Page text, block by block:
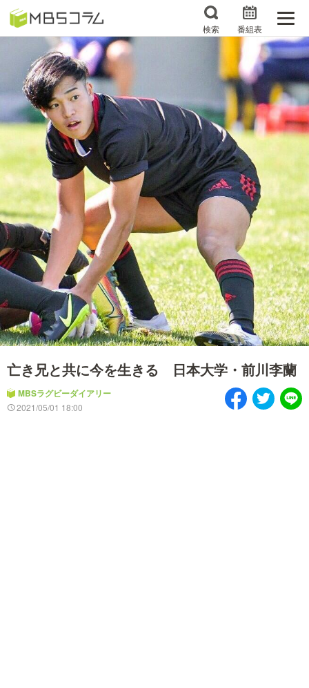
検索 番組表
番組コラムから探す
日曜日の初耳学 復習編 エンタメMBS
3分で読める！『ザ・リー
ダー』たちの泣き笑い
もう一度楽しむプレバト
サタプラ ～気になる情
報をちょこっとプラス～
所さんお届けモノです！
の気になるトコロ
推しといつまでも 月曜の蛙、大海を知る。
マニアックでメカニカル
そしてＭＢＳ的なＭなス
ポーツ
何が起こるかホンマにわ
からん！？「ごぶごぶ」の
トリセツ
情熱大陸を読む
レストランだけじゃない
「水野真紀の魔法のレスト
ラン」
痛快！明石家電視台に、
エエ話はいらんねん！
読める！「生！池上彰×山
亡き兄と共に今を生きる 日本大学・前川李蘭
MBSラグビーダイアリー
2021/05/01 18:00